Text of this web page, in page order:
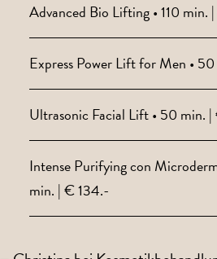
Advanced Bio Lifting • 110 min.
Express Power Lift for Men •
Ultrasonic Facial Lift • 50 min.
Intense Purifying con
min. | € 134.-